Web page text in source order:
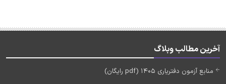
آخرین مطالب وبلاگ
منابع آزمون دفتریاری 1405 (pdf رایگان)